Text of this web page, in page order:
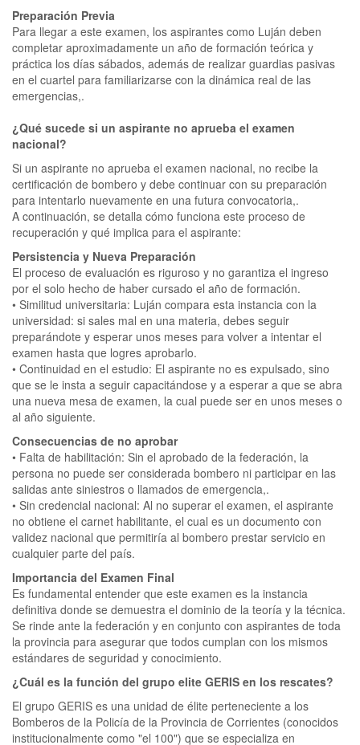
Preparación Previa
Para llegar a este examen, los aspirantes como Luján deben
completar aproximadamente un año de formación teórica y
práctica los días sábados, además de realizar guardias pasivas
en el cuartel para familiarizarse con la dinámica real de las
emergencias,.
¿Qué sucede si un aspirante no aprueba el examen
nacional?
Si un aspirante no aprueba el examen nacional, no recibe la
certificación de bombero y debe continuar con su preparación
para intentarlo nuevamente en una futura convocatoria,.
A continuación, se detalla cómo funciona este proceso de
recuperación y qué implica para el aspirante:
Persistencia y Nueva Preparación
El proceso de evaluación es riguroso y no garantiza el ingreso
por el solo hecho de haber cursado el año de formación.
• Similitud universitaria: Luján compara esta instancia con la
universidad: si sales mal en una materia, debes seguir
preparándote y esperar unos meses para volver a intentar el
examen hasta que logres aprobarlo.
• Continuidad en el estudio: El aspirante no es expulsado, sino
que se le insta a seguir capacitándose y a esperar a que se abra
una nueva mesa de examen, la cual puede ser en unos meses o
al año siguiente.
Consecuencias de no aprobar
• Falta de habilitación: Sin el aprobado de la federación, la
persona no puede ser considerada bombero ni participar en las
salidas ante siniestros o llamados de emergencia,.
• Sin credencial nacional: Al no superar el examen, el aspirante
no obtiene el carnet habilitante, el cual es un documento con
validez nacional que permitiría al bombero prestar servicio en
cualquier parte del país.
Importancia del Examen Final
Es fundamental entender que este examen es la instancia
definitiva donde se demuestra el dominio de la teoría y la técnica.
Se rinde ante la federación y en conjunto con aspirantes de toda
la provincia para asegurar que todos cumplan con los mismos
estándares de seguridad y conocimiento.
¿Cuál es la función del grupo elite GERIS en los rescates?
El grupo GERIS es una unidad de élite perteneciente a los
Bomberos de la Policía de la Provincia de Corrientes (conocidos
institucionalmente como "el 100") que se especializa en